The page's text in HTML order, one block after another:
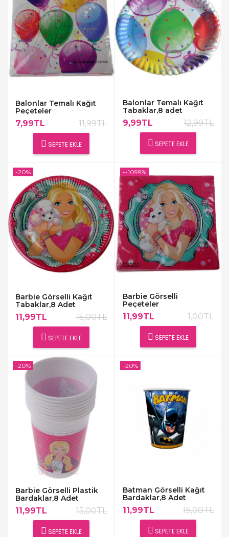
Balonlar Temalı Kağıt
Peçeteler
7,99TL 11,99TL
SEPETE EKLE
Balonlar Temalı Kağıt
Tabaklar,8 adet
9,99TL 12,99TL
SEPETE EKLE
Barbie Görselli Kağıt
Tabaklar,8 Adet
11,99TL 15,00TL
SEPETE EKLE
-20%
Barbie Görselli
Peçeteler
11,99TL 1,00TL
SEPETE EKLE
--1099%
Barbie Görselli Plastik
Bardaklar,8 Adet
11,99TL 15,00TL
SEPETE EKLE
-20%
Batman Görselli Kağıt
Bardaklar,8 Adet
11,99TL 15,00TL
SEPETE EKLE
-20%